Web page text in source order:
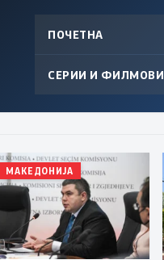
ПОЧЕТНА
СЕРИИ И ФИЛМОВИ
МАКЕДОНИЈА